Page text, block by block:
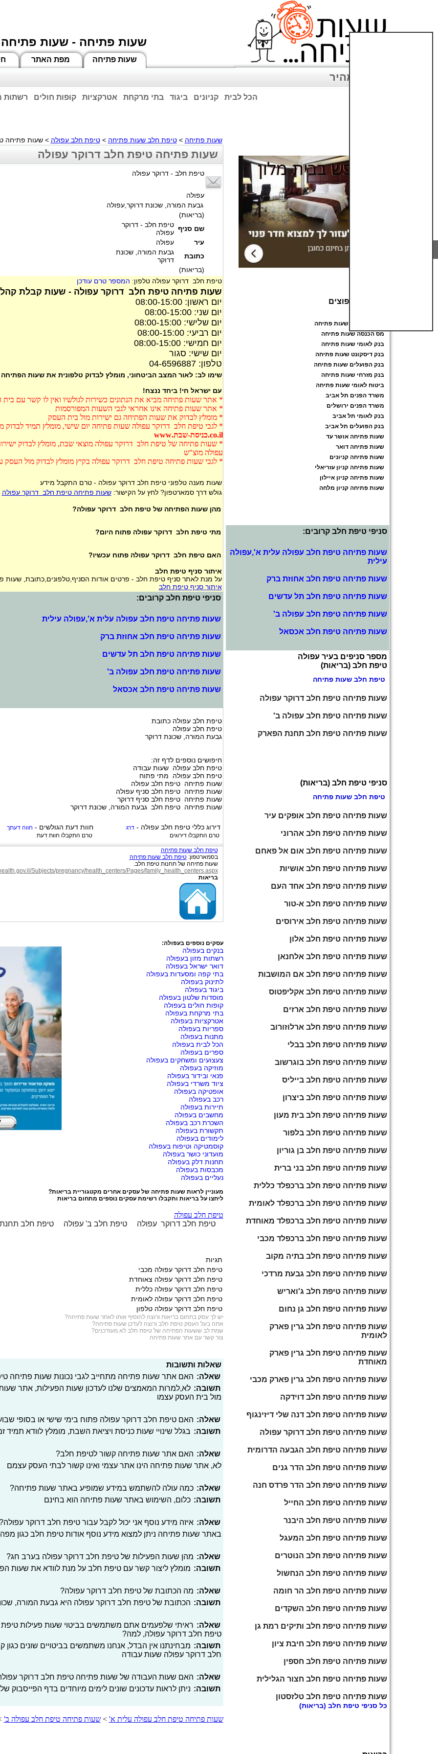
שעות פתיחה - שעות פתיחה
מפת האתר שעות פתיחה
ניווט מהיר
רשתות קופות חולים אטרקציות בתי מרקחת ביגוד קניונים הכל לבית
שעות פתיחה >טיפת חלב שעות פתיחה >טיפת חלב עפולה >שעות פתיחה
שעות פתיחה טיפת חלב דרוקר עפולה
טיפת חלב - דרוקר עפולה
עפולה
גבעת המורה, שכונת דרוקר,עפולה
(בריאות)
שם סניף טיפת חלב - דרוקר
עפולה
עיר
עפולה
כתובת
גבעת המורה, שכונת
דרוקר
(בריאות)
טיפת חלב דרוקר עפולה טלפון: המספר טרם עודכן
שעות פתיחה טיפת חלב דרוקר עפולה - שעות קבלת
יום ראשון: 08:00-15:00
יום שני: 08:00-15:00
יום שלישי: 08:00-15:00
יום רביעי: 08:00-15:00
יום חמישי: 08:00-15:00
יום שישי: סגור
טלפון: 04-6596887
שימו לב: לאור המצב הביטחוני, מומלץ לבדוק טלפונית את שעות הפתיחה
עם ישראל חי! ביחד ננצח!
* אתר שעות פתיחה מביא את הנתונים כשירות לגולשיו ואין לו קשר עם
* אתר שעות פתיחה אינו אחראי לגבי השעות המפורסמות
* מומלץ לבדוק את שעות הפתיחה גם ישירות מול בית העסק
* לגבי טיפת חלב דרוקר עפולה שעות פתיחה יום שישי, מומלץ תמיד
co.il.כניסת-שבת.www
* שעות פתיחה של טיפת חלב דרוקר עפולה מוצאי שבת, מומלץ לבדוק
עפולה מוצ"ש
* לגבי שעות פתיחה טיפת חלב דרוקר עפולה בקיץ מומלץ לבדוק מול העסק
שעות מענה טלפוני טיפת חלב דרוקר עפולה - טרם התקבל מידע
גולש דרך סמארטפון? לחץ על הקישור:שעות פתיחה טיפת חלב דרוקר עפולה
מהן שעות הפתיחה של טיפת חלב דרוקר עפולה?
מתי טיפת חלב דרוקר עפולה פתוח היום?
האם טיפת חלב דרוקר עפולה פתוח עכשיו?
איתור סניף טיפת חלב
על מנת לאתר סניף טיפת חלב - פרטים אודות הסניף,טלפונים,כתובת, שעות
איתור סניף טיפת חלב
סניפי טיפת חלב קרובים:
שעות פתיחה טיפת חלב עפולה עלית א',עפולה עילית
שעות פתיחה טיפת חלב אחוזת ברק
שעות פתיחה טיפת חלב תל עדשים
שעות פתיחה טיפת חלב עפולה ב'
שעות פתיחה טיפת חלב אכסאל
טיפת חלב עפולה כתובת
טיפת חלב עפולה
גבעת המורה, שכונת דרוקר
חיפושים נוספים לדף זה:
טיפת חלב עפולה שעות עבודה
טיפת חלב עפולה מתי פתוח
שעות פתיחה טיפת חלב עפולה
שעות פתיחה טיפת חלב סניף עפולה
שעות פתיחה טיפת חלב סניף דרוקר
שעות פתיחה טיפת חלב גבעת המורה, שכונת דרוקר
חוות דעת הגולשים - חווה דעתך
טרם התקבלו חוות דעת
דירוג כלליטיפת חלב עפולה -דרג
טרם התקבלו דירוגים
טיפת חלב שעות פתיחה
בסמארטפון:טיפת חלב שעות פתיחה
שעות פתיחה של תחנות טיפת חלב.
Subjects/pregnancy/health_centers/Pages/family_health_centers.aspx
בריאות
עסקים נוספים בעפולה:
בנקים בעפולה
רשתות מזון בעפולה
דואר ישראל בעפולה
בתי קפה ומסעדות בעפולה
לתינוק בעפולה
ביגוד בעפולה
מוסדות שלטון בעפולה
קופות חולים בעפולה
בתי מרקחת בעפולה
אטרקציות בעפולה
ספריות בעפולה
מתנות בעפולה
הכל לבית בעפולה
ספרים בעפולה
צעצועים ומשחקים בעפולה
מוזיקה בעפולה
פנאי ובידור בעפולה
ציוד משרדי בעפולה
אופטיקה בעפולה
רכב בעפולה
תיירות בעפולה
מחשבים בעפולה
השכרת רכב בעפולה
תקשורת בעפולה
לימודים בעפולה
קוסמטיקה וטיפוח בעפולה
מועדוני כושר בעפולה
תחנות דלק בעפולה
מכבסות בעפולה
נעליים בעפולה
מעוניין לראות שעות פתיחה של עסקים אחרים מקטגורייתבריאות?
ליחצו עלבריאות ותקבלו רשימת עסקים נוספים מתחום בריאות
טיפת חלב עפולה
טיפת חלב דרוקר עפולה
טיפת חלב ב' עפולה טיפת חלב
תגיות
טיפת חלב דרוקר עפולה מכבי
טיפת חלב דרוקר עפולה צאוחדת
טיפת חלב דרוקר עפולה כללית
טיפת חלב דרוקר עפולה לאומית
טיפת חלב דרוקר עפולה טלפון
יש לך עסק בתחוםבריאות ורוצה להוסיף אותו לאתר שעות פתיחה?
אתה בעל העסק טיפת חלב ורוצה לעדכן שעות פתיחה?
שמת לב ששעות הפתיחה של טיפת חלב לא מעודכנים?
צור קשר עם אתר שעות פתיחה
שאלות ותשובות
שאלה: האם אתר שעות פתיחה מתחייב לגבי נכונות שעות פתיחה
תשובה: לא,למרות המאמצים שלנו לעדכון שעות הפעילות, אתר
מול בית העסק עצמו
שאלה: האם טיפת חלב דרוקר עפולה פתוח בימי שישי או בסופי
תשובה: בגלל שינויי שעות כניסת ויציאת השבת, מומלץ לוודא
שאלה: האם אתר שעות פתיחה קשור לטיפת חלב?
לא, אתר שעות פתיחה הינו אתר עצמי ואינו קשור לבתי העסק עצמם
שאלה: כמה עולה להשתמש במידע שמופיע באתר שעות פתיחה?
תשובה: כלום, השימוש באתר שעות פתיחה הוא בחינם
שאלה: איזה מידע נוסף אני יכול לקבל עבור טיפת חלב דרוקר
באתר שעות פתיחה ניתן למצוא מידע נוסף אודות טיפת חלב כגון
שאלה: מהן שעות הפעילות של טיפת חלב דרוקר עפולה בערב חג?
תשובה: מומלץ ליצור קשר עם טיפת חלב על מנת לוודא את שעות
שאלה: מה הכתובת של טיפת חלב דרוקר עפולה?
תשובה: הכתובת של טיפת חלב דרוקר עפולה היא גבעת המורה,
שאלה: ראיתי שלפעמים אתם משתמשים בביטוי שעות פעילות טיפת
טיפת חלב דרוקר עפולה, למה?
תשובה: מבחינתנו אין הבדל, אנחנו משתמשים בביטויים שונים
חלב דרוקר עפולה שעות עבודה
שאלה: האם שעות העבודה של שעות פתיחה טיפת חלב דרוקר עפולה
תשובה: ניתן לראות עדכונים שונים לימים מיוחדים בדף הפייסבוק
שעות פתיחה טיפת חלב עפולה עלית א' >שעות פתיחה טיפת חלב עפולה ב'
חיפושים נפוצים
משרד הפנים שעות פתיחה
מס הכנסה שעות פתיחה
בנק לאומי שעות פתיחה
בנק דיסקונט שעות פתיחה
בנק הפועלים שעות פתיחה
בנק מזרחי שעות פתיחה
ביטוח לאומי שעות פתיחה
משרד הפנים תל אביב
משרד הפנים ירושלים
בנק לאומי תל אביב
בנק הפועלים תל אביב
שעות פתיחה אושר עד
שעות פתיחה דואר
שעות פתיחה קניונים
שעות פתיחה קניון עזריאלי
שעות פתיחה קניון איילון
שעות פתיחה קניון מלחה
סניפי טיפת חלב קרובים:
שעות פתיחה טיפת חלב עפולה עלית א',עפולה
עילית
שעות פתיחה טיפת חלב אחוזת ברק
שעות פתיחה טיפת חלב תל עדשים
שעות פתיחה טיפת חלב עפולה ב'
שעות פתיחה טיפת חלב אכסאל
מספר סניפים בעיר עפולה
טיפת חלב (בריאות)
טיפת חלב שעות פתיחה
שעות פתיחה טיפת חלב דרוקר עפולה
שעות פתיחה טיפת חלב עפולה ב'
שעות פתיחה טיפת חלב תחנת הפארק
סניפי טיפת חלב (בריאות)
טיפת חלב שעות פתיחה
שעות פתיחה טיפת חלב אופקים עיר
שעות פתיחה טיפת חלב אהרוני
שעות פתיחה טיפת חלב אום אל פאחם
שעות פתיחה טיפת חלב אושיות
שעות פתיחה טיפת חלב אחד העם
שעות פתיחה טיפת חלב א-טור
שעות פתיחה טיפת חלב אירוסים
שעות פתיחה טיפת חלב אלון
שעות פתיחה טיפת חלב אלחנאן
שעות פתיחה טיפת חלב אם המושבות
שעות פתיחה טיפת חלב אקליפטוס
שעות פתיחה טיפת חלב ארזים
שעות פתיחה טיפת חלב ארלוזורוב
שעות פתיחה טיפת חלב בבלי
שעות פתיחה טיפת חלב בוגרשוב
שעות פתיחה טיפת חלב בייליס
שעות פתיחה טיפת חלב ביצרון
שעות פתיחה טיפת חלב בית מעון
שעות פתיחה טיפת חלב בלפור
שעות פתיחה טיפת חלב בן גוריון
שעות פתיחה טיפת חלב בני ברית
שעות פתיחה טיפת חלב ברכפלד כללית
שעות פתיחה טיפת חלב ברכפלד לאומית
שעות פתיחה טיפת חלב ברכפלד מאוחדת
שעות פתיחה טיפת חלב ברכפלד מכבי
שעות פתיחה טיפת חלב בתיה מקוב
שעות פתיחה טיפת חלב גבעת מרדכי
שעות פתיחה טיפת חלב ג'ואריש
שעות פתיחה טיפת חלב גן נחום
שעות פתיחה טיפת חלב גרין פארק
לאומית
שעות פתיחה טיפת חלב גרין פארק
מאוחדת
שעות פתיחה טיפת חלב גרין פארק מכבי
שעות פתיחה טיפת חלב דוידקה
שעות פתיחה טיפת חלב דנה שלי דיזינגוף
שעות פתיחה טיפת חלב דרוקר עפולה
שעות פתיחה טיפת חלב הגבעה הדרומית
שעות פתיחה טיפת חלב הדר גנים
שעות פתיחה טיפת חלב הדר פרדס חנה
שעות פתיחה טיפת חלב החייל
שעות פתיחה טיפת חלב היבנר
שעות פתיחה טיפת חלב המעגל
שעות פתיחה טיפת חלב הנוטרים
שעות פתיחה טיפת חלב הנחשול
שעות פתיחה טיפת חלב הר חומה
שעות פתיחה טיפת חלב השקדים
שעות פתיחה טיפת חלב ותיקים רמת גן
שעות פתיחה טיפת חלב חיבת ציון
שעות פתיחה טיפת חלב חספין
שעות פתיחה טיפת חלב חצור הגלילית
שעות פתיחה טיפת חלב טלזסטון
כל סניפי טיפת חלב (בריאות)